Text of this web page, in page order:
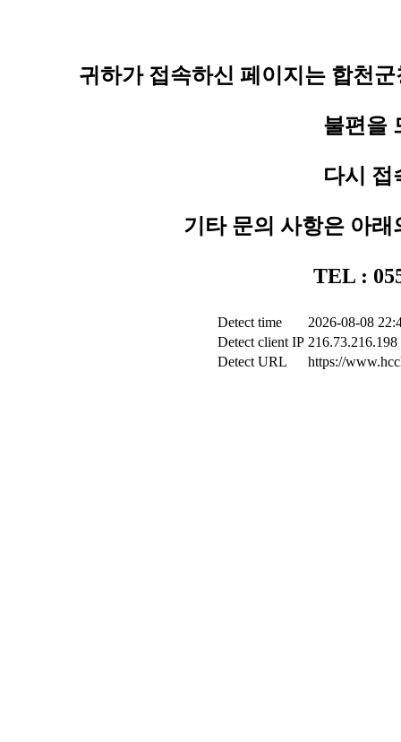
귀하가 접속하신 페이지는 합천
불편을
다시 접
기타 문의 사항은 아
TEL :
Detect time
2026-08-08
Detect client IP 216.73.216.198
Detect URL
https://